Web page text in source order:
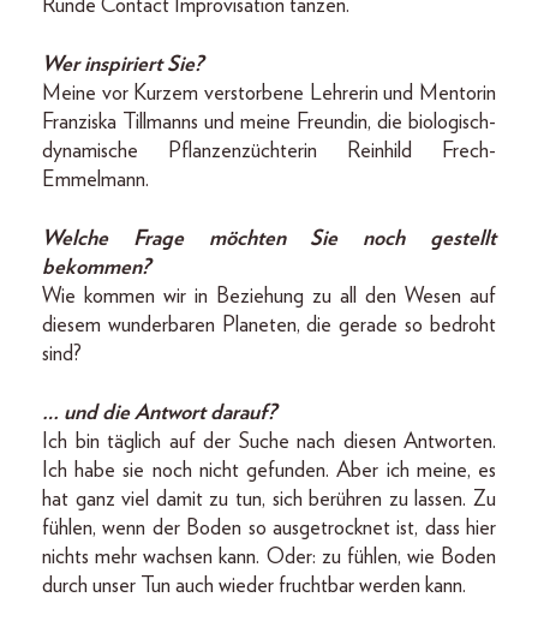
Runde Contact Improvisation tanzen.
Wer inspiriert Sie?
Meine vor Kurzem verstorbene Lehrerin und Mentorin
Franziska Tillmanns und meine Freundin, die biologisch-
dynamische Pflanzenzüchterin Reinhild Frech-
Emmelmann.
Welche Frage möchten Sie noch gestellt
bekommen?
Wie kommen wir in Beziehung zu all den Wesen auf
diesem wunderbaren Planeten, die gerade so bedroht
sind?
… und die Antwort darauf?
Ich bin täglich auf der Suche nach diesen Antworten.
Ich habe sie noch nicht gefunden. Aber ich meine, es
hat ganz viel damit zu tun, sich berühren zu lassen. Zu
fühlen, wenn der Boden so ausgetrocknet ist, dass hier
nichts mehr wachsen kann. Oder: zu fühlen, wie Boden
durch unser Tun auch wieder fruchtbar werden kann.